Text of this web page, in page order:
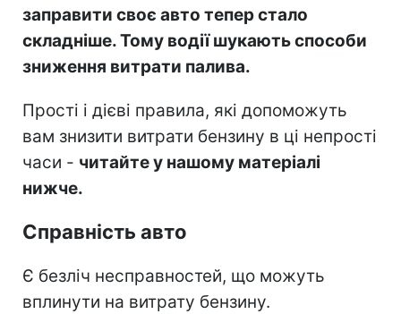
заправити своє авто тепер стало
складніше. Тому водії шукають способи
зниження витрати палива.
Прості і дієві правила, які допоможуть
вам знизити витрати бензину в ці непрості
часи - читайте у нашому матеріалі
нижче.
Справність авто
Є безліч несправностей, що можуть
вплинути на витрату бензину.